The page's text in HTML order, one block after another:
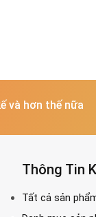
và hơn thế nữa
Thông Tin